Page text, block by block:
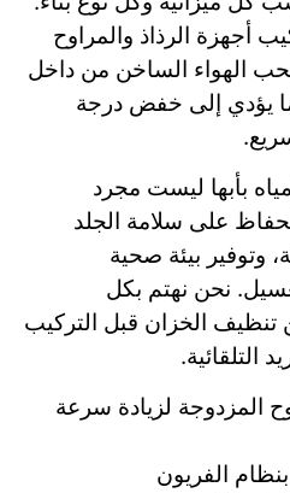
أجهزة الرذاذ والمراوح
الهواء الساخن من داخل
يؤدي إلى خفض درجة
بأبها ليست مجرد
على سلامة الجلد
وتوفير بيئة صحية
نحن نهتم بكل
تنظيف الخزان قبل التركيب
التلقائية.
المزدوجة لزيادة سرعة
بنظام الفريون